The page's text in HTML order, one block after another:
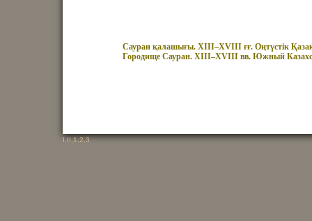
Сауран қалашығы. XIII–XVIII ғғ. Оңтүстік
Городище Сауран. XIII–XVIII вв. Южный
I,II,1,2,3